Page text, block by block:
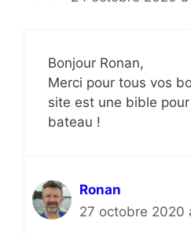
Bonjour Ronan,
Merci pour tous vos
site est une bible
bateau !
Ronan
27 octobre 2020